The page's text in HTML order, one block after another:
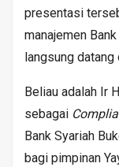
presentasi
manajemen
langsung datang
Beliau adalah Ir
sebagai
Bank Syariah
bagi pimpinan